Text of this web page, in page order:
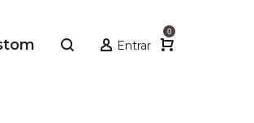
Entrar
0